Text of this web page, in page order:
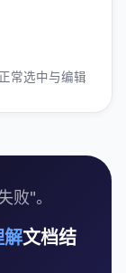
常选中与编辑
败"。
解文档结